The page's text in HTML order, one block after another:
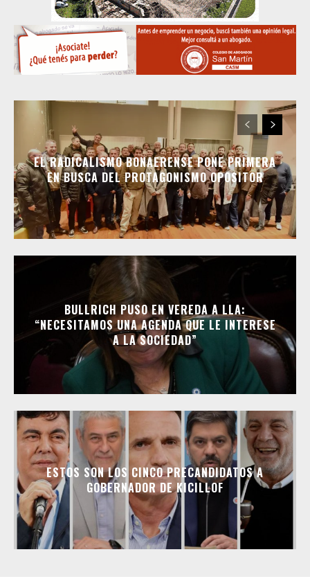
EL RADICALISMO BONAERENSE PONE PRIMERA
EN BUSCA DEL PROTAGONISMO OPOSITOR
BULLRICH PUSO EN VEREDA A LLA:
“NECESITAMOS UNA AGENDA QUE LE INTERESE
A LA SOCIEDAD”
ESTOS SON LOS CINCO PRECANDIDATOS A
GOBERNADOR DE KICILLOF